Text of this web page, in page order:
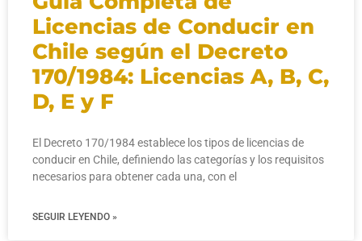
Licencias de Conducir en
Chile según el Decreto
170/1984: Licencias A, B, C,
D, E y F
El Decreto 170/1984 establece los tipos de licencias de
conducir en Chile, definiendo las categorías y los requisitos
necesarios para obtener cada una, con el
SEGUIR LEYENDO »